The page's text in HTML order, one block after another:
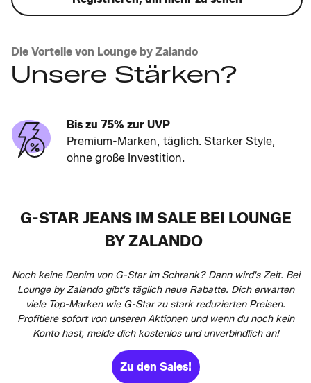
Die Vorteile von Lounge by Zalando
Unsere Stärken?
Bis zu 75% zur UVP
Premium-Marken, täglich. Starker Style,
ohne große Investition.
G-STAR JEANS IM SALE BEI LOUNGE
BY ZALANDO
Noch keine Denim von G-Star im Schrank? Dann wird's Zeit. Bei
Lounge by Zalando gibt's täglich neue Rabatte. Dich erwarten
viele Top-Marken wie G-Star zu stark reduzierten Preisen.
Profitiere sofort von unseren Aktionen und wenn du noch kein
Konto hast, melde dich kostenlos und unverbindlich an!
Zu den Sales!